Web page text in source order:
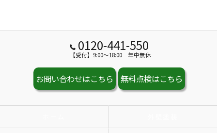
0120-441-550
【受付】9:00～18:00 年中無休
お問い合わせはこちら 無料点検はこちら